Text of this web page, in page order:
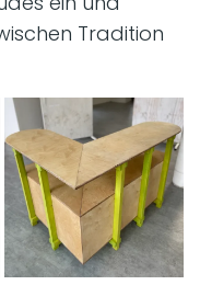
Tradition